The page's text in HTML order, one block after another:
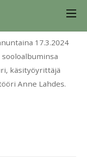
17.3.2024
käsityöyrittäjä
Anne Lahdes.